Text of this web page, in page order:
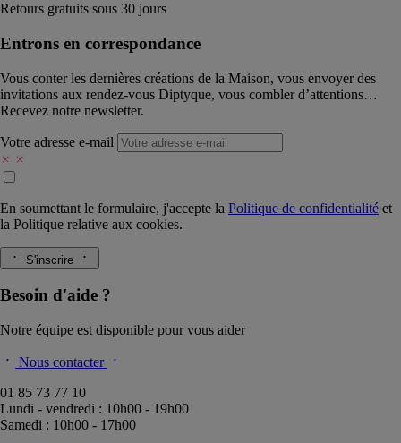
Retours gratuits sous 30 jours
Entrons en correspondance​
Vous conter les dernières créations de la Maison, vous envoyer des
invitations aux rendez-vous Diptyque, vous combler d’attentions…
Recevez notre newsletter.
Votre adresse e-mail
En soumettant le formulaire, j'accepte la Politique de confidentialité et
la Politique relative aux cookies.
S'inscrire
Besoin d'aide ?
Notre équipe est disponible pour vous aider
Nous contacter
01 85 73 77 10
Lundi - vendredi : 10h00 - 19h00
Samedi : 10h00 - 17h00